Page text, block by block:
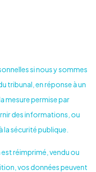
si nous y sommes
tribunal, en réponse à un
mesure permise par
des informations, ou
la sécurité publique.
réimprimé, vendu ou
vos données peuvent